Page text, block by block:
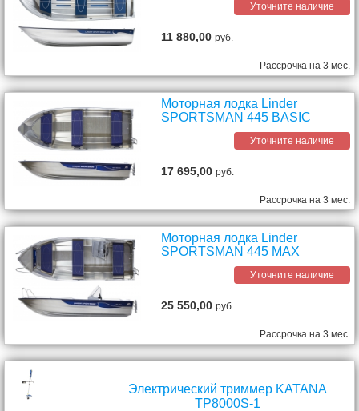
Уточните наличие
11 880,00руб.
Рассрочка на 3 мес.
Моторная лодка Linder
SPORTSMAN 445 BASIC
Уточните наличие
17 695,00руб.
Рассрочка на 3 мес.
Моторная лодка Linder
SPORTSMAN 445 MAX
Уточните наличие
25 550,00руб.
Рассрочка на 3 мес.
Электрический триммер KATANA
TP8000S-1